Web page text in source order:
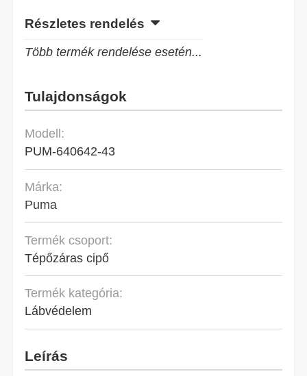
Részletes rendelés
Több termék rendelése esetén...
Tulajdonságok
Modell:
PUM-640642-43
Márka:
Puma
Termék csoport:
Tépőzáras cipő
Termék kategória:
Lábvédelem
Leírás